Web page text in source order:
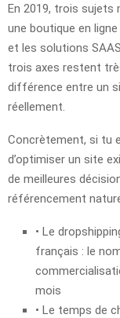
En 2019, trois
une boutique en
et les solutions
trois axes restent
différence entre un
réellement.
Concrètement, si tu
d’optimiser un site
de meilleures
référencement
• Le
français : le
mois
• Le temps de